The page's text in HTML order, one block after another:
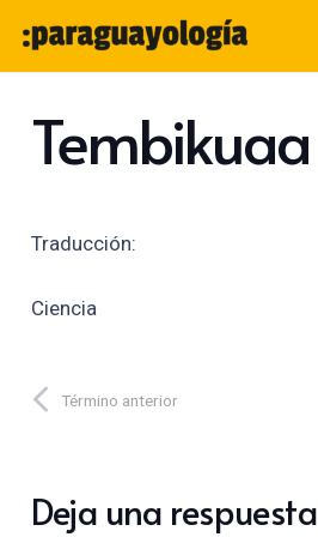
Tembikuaa
Traducción:
Ciencia
Término anterior
Deja una respuesta